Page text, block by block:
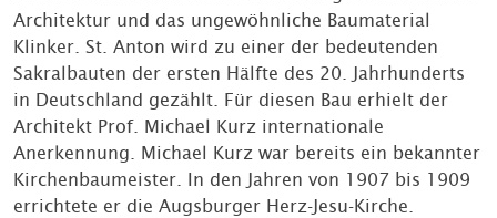
Architektur und das ungewöhnliche Baumaterial
Klinker. St. Anton wird zu einer der bedeutenden
Sakralbauten der ersten Hälfte des 20. Jahrhunderts
in Deutschland gezählt. Für diesen Bau erhielt der
Architekt Prof. Michael Kurz internationale
Anerkennung. Michael Kurz war bereits ein bekannter
Kirchenbaumeister. In den Jahren von 1907 bis 1909
errichtete er die Augsburger Herz-Jesu-Kirche.